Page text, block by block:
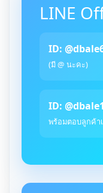
LINE
ID:
(มี @ นะคะ)
ID:
พร้อมตอบลูกค้า